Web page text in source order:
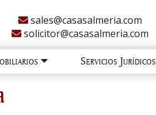
sales@casasalmeria.com
solicitor@casasalmeria.com
Servicios Jurídicos